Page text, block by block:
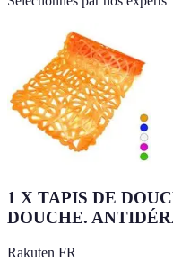
1 X TAPIS DE
DOUCHE.
Rakuten FR